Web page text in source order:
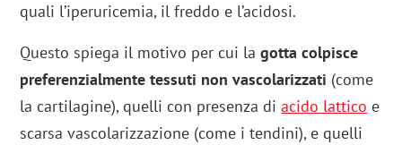
quali l’iperuricemia, il freddo e l’acidosi.
Questo spiega il motivo per cui lagotta colpisce
preferenzialmente tessuti non vascolarizzati (come
la cartilagine), quelli con presenza diacido lattico e
scarsa vascolarizzazione (come i tendini), e quelli